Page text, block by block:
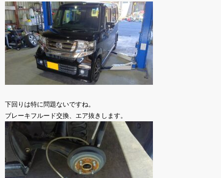
下回りは特に問題ないですね。
ブレーキフルード交換、エア抜きします。